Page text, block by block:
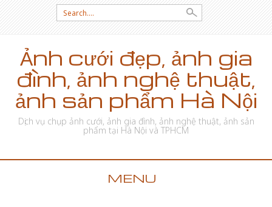
Search for:
Ảnh cưới đẹp, ảnh gia
đình, ảnh nghệ thuật,
ảnh sản phẩm Hà Nội
Dịch vụ chụp ảnh cưới, ảnh gia đình, ảnh nghệ thuật, ảnh sản
phẩm tại Hà Nội và TPHCM
MENU